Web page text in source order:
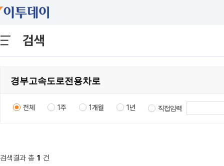
검색
전체 1주 1개월 1년 직접입력
검색결과 총 1 건